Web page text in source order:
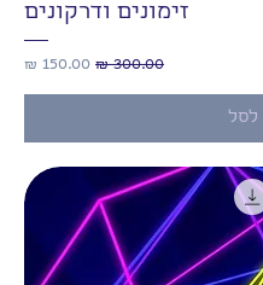
זימונים ודרקונים
מחיר רגילמחיר מבצע
לסל